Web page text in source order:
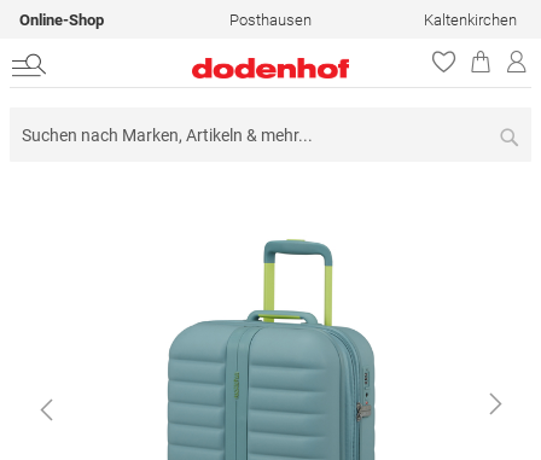
Online-Shop Posthausen Kaltenkirchen